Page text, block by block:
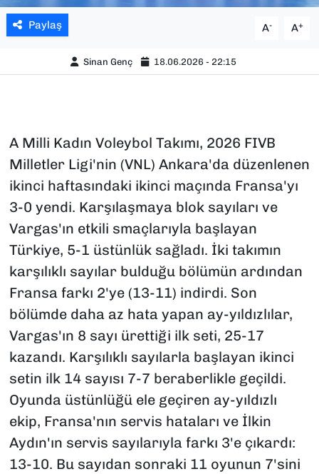
Paylaş A- A+
Sinan Genç 18.06.2026 - 22:15
A Milli Kadın Voleybol Takımı, 2026 FIVB
Milletler Ligi'nin (VNL) Ankara'da düzenlenen
ikinci haftasındaki ikinci maçında Fransa'yı
3-0 yendi. Karşılaşmaya blok sayıları ve
Vargas'ın etkili smaçlarıyla başlayan
Türkiye, 5-1 üstünlük sağladı. İki takımın
karşılıklı sayılar bulduğu bölümün ardından
Fransa farkı 2'ye (13-11) indirdi. Son
bölümde daha az hata yapan ay-yıldızlılar,
Vargas'ın 8 sayı ürettiği ilk seti, 25-17
kazandı. Karşılıklı sayılarla başlayan ikinci
setin ilk 14 sayısı 7-7 beraberlikle geçildi.
Oyunda üstünlüğü ele geçiren ay-yıldızlı
ekip, Fransa'nın servis hataları ve İlkin
Aydın'ın servis sayılarıyla farkı 3'e çıkardı:
13-10. Bu sayıdan sonraki 11 oyunun 7'sini